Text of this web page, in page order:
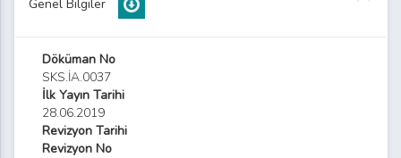
Genel Bilgiler
Döküman No
SKS.İA.0037
İlk Yayın Tarihi
28.06.2019
Revizyon Tarihi
Revizyon No